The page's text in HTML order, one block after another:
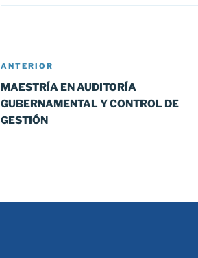
Navegación
de
entradas
Entrada
anterior:
ANTERIOR
MAESTRÍA EN AUDITORÍA
GUBERNAMENTAL Y CONTROL DE
GESTIÓN